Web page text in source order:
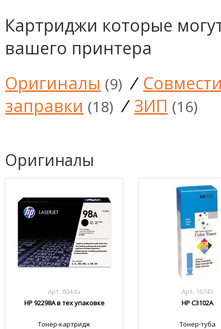
Картриджи которые
вашего принтера
Оригиналы (9) /
заправки (18) / ЗИП (16)
Оригиналы
Арт. 804-tu
HP 92298A в тех упаковке
Тонер-картридж
Арт. 16743
HP C3102A
Тонер-туба